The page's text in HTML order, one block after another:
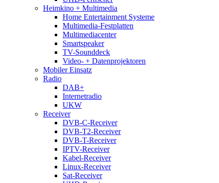
Heimkino + Multimedia
Home Entertainment Systeme
Multimedia-Festplatten
Multimediacenter
Smartspeaker
TV-Sounddeck
Video- + Datenprojektoren
Mobiler Einsatz
Radio
DAB+
Internetradio
UKW
Receiver
DVB-C-Receiver
DVB-T2-Receiver
DVB-T-Receiver
IPTV-Receiver
Kabel-Receiver
Linux-Receiver
Sat-Receiver